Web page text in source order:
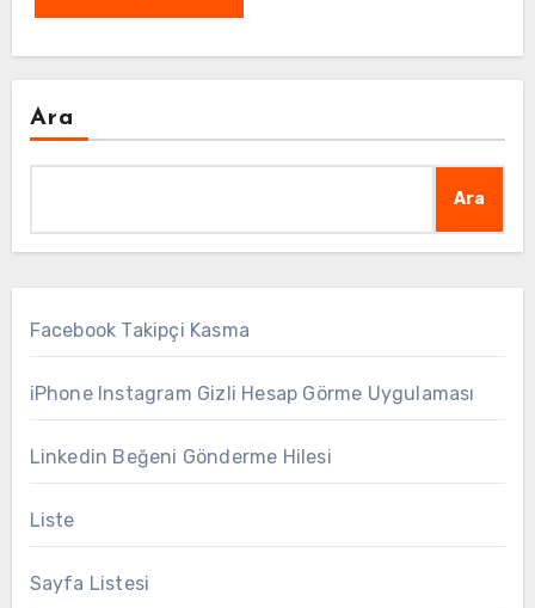
Ara
Ara
Facebook Takipçi Kasma
iPhone Instagram Gizli Hesap Görme Uygulaması
Linkedin Beğeni Gönderme Hilesi
Liste
Sayfa Listesi